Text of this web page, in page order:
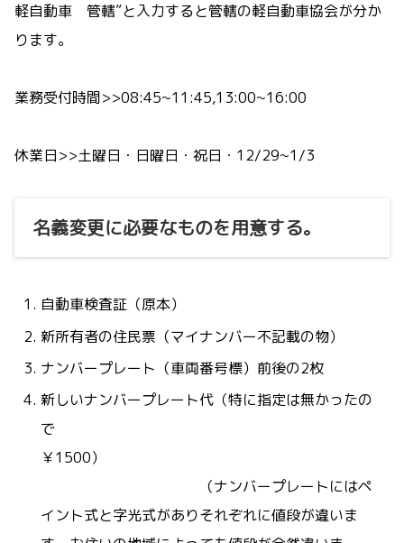
軽自動車 管轄”と入力すると管轄の軽自動車協会が分か
ります。
業務受付時間>>08:45~11:45,13:00~16:00
休業日>>土曜日・日曜日・祝日・12/29~1/3
名義変更に必要なものを用意する。
自動車検査証（原本）
新所有者の住民票（マイナンバー不記載の物）
ナンバープレート（車両番号標）前後の2枚
新しいナンバープレート代（特に指定は無かったの
で
￥1500）
（ナンバープレートにはペ
イント式と字光式がありそれぞれに値段が違いま